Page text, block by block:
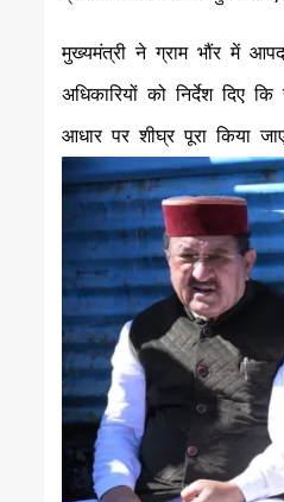
मुख्यमंत्री ने ग्राम भौंर में
अधिकारियों को निर्देश दिए
आधार पर शीघ्र पूरा किया